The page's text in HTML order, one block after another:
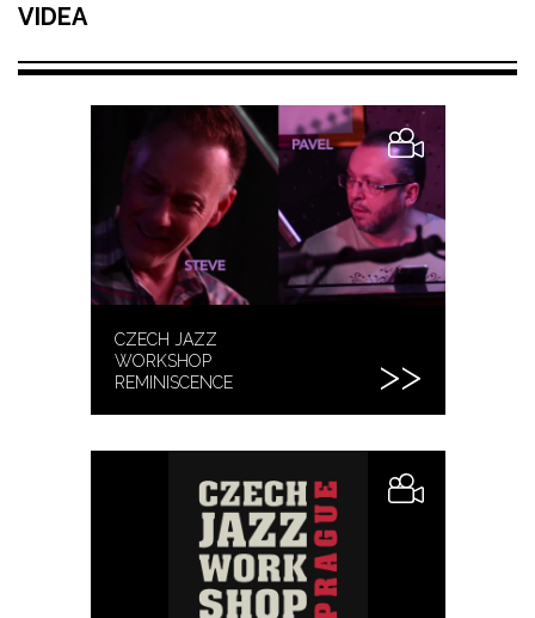
VIDEA
CZECH JAZZ
WORKSHOP
REMINISCENCE